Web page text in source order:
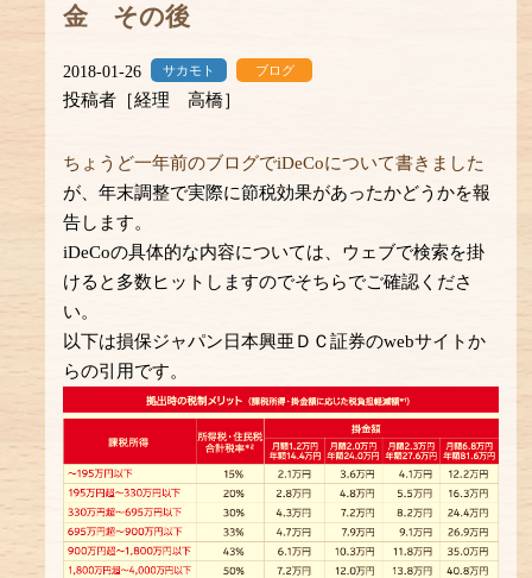
金 その後
2018-01-26 サカモト ブログ
投稿者［経理 高橋］
ちょうど一年前のブログでiDeCoについて書きました
が、年末調整で実際に節税効果があったかどうかを報
告します。
iDeCoの具体的な内容については、ウェブで検索を掛
けると多数ヒットしますのでそちらでご確認くださ
い。
以下は損保ジャパン日本興亜ＤＣ証券のwebサイトか
らの引用です。